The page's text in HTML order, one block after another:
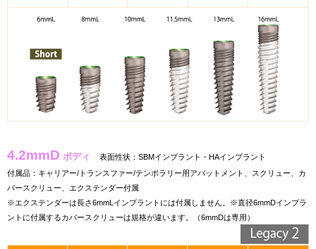
4.2mmD ボディ
表面性状：SBMインプラント・HAインプラント
付属品：キャリアー/トランスファー/テンポラリー用アバットメント、スクリュー、カ
バースクリュー、エクステンダー付属
※エクステンダーは長さ6mmLインプラントには付属しません。※直径6mmDインプラ
ントに付属するカバースクリューは規格が違います。（6mmDは専用）